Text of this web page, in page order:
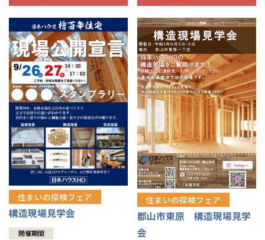
住まいの探検フェア
構造現場見学会
開催期間
住まいの探検フェア
郡山市東原 構造現場見学
会